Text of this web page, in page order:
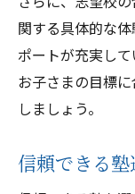
関する具体的な
ポートが充実し
お子さまの目標
しましょう。
信頼できる